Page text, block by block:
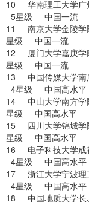
10 华南理工大
5星级 中国一流
11 南京大学金
星级 中国一流
12 厦门大学嘉
星级 中国一流
13 中国传媒大
4星级 中国高水平
14 中山大学南
星级 中国高水平
15 四川大学锦
星级 中国高水平
16 电子科技大
4星级 中国高水平
17 浙江大学宁
4星级 中国高水平
18 中国地质大